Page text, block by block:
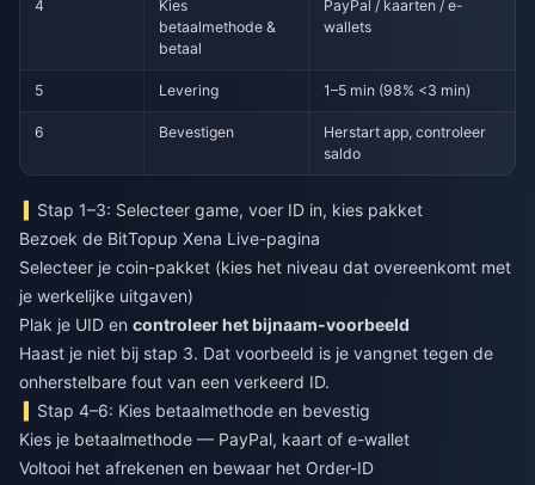
4
Kies
betaalmethode &
betaal
PayPal / kaarten / e-
wallets
5 Levering 1–5 min (98% <3 min)
6 Bevestigen
Herstart app, controleer
saldo
Stap 1–3: Selecteer game, voer ID in, kies pakket
Bezoek de BitTopup Xena Live-pagina
Selecteer je coin-pakket (kies het niveau dat overeenkomt met
je werkelijke uitgaven)
Plak je UID en controleer het bijnaam-voorbeeld
Haast je niet bij stap 3. Dat voorbeeld is je vangnet tegen de
onherstelbare fout van een verkeerd ID.
Stap 4–6: Kies betaalmethode en bevestig
Kies je betaalmethode — PayPal, kaart of e-wallet
Voltooi het afrekenen en bewaar het Order-ID